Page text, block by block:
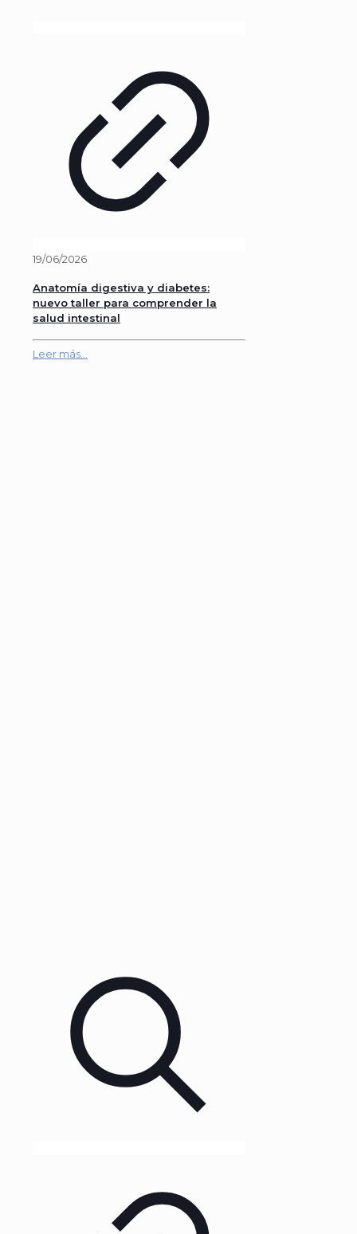
19/06/2026
Anatomía digestiva y diabetes:
nuevo taller para comprender la
salud intestinal
Leer más...